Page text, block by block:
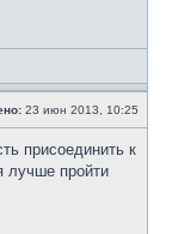
23 июн 2013, 10:25
присоединить к
лучше пройти